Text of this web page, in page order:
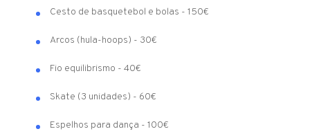
Cesto de basquetebol e bolas - 150€
Arcos (hula-hoops) - 30€
Fio equilibrismo - 40€
Skate (3 unidades) - 60€
Espelhos para dança - 100€